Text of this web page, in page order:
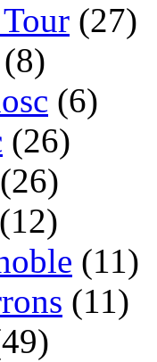
(27)
(8)
(6)
(26)
(26)
(12)
(11)
(11)